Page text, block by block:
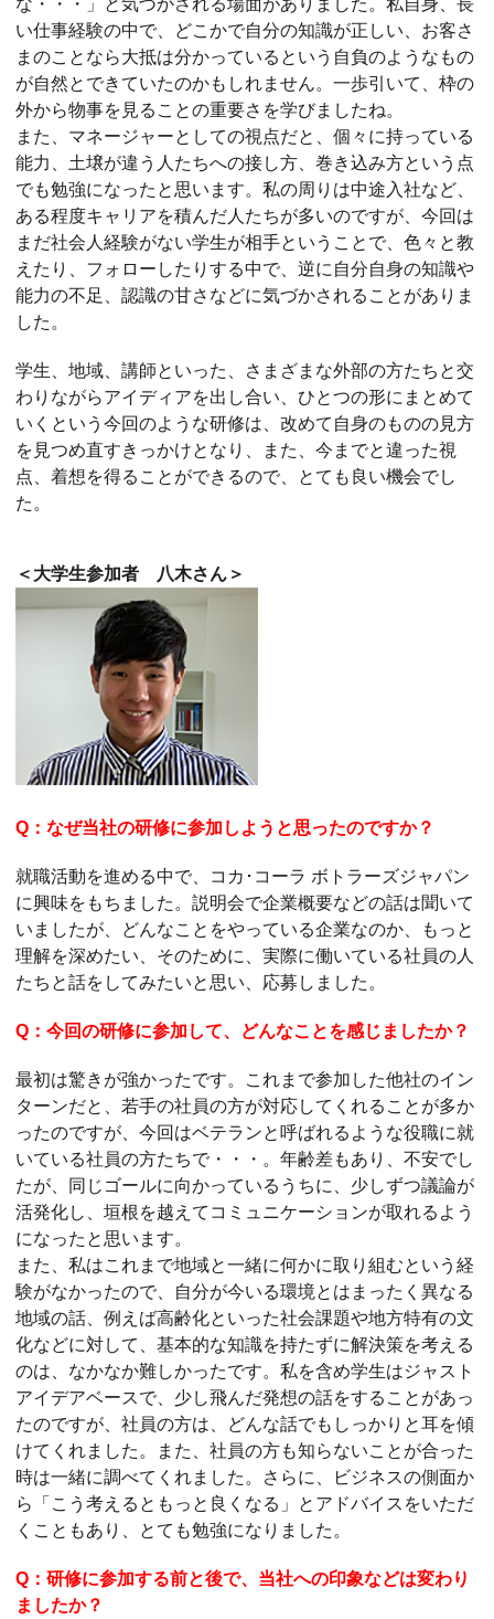
な・・・」と気づかされる場面がありました。私自身、長
い仕事経験の中で、どこかで自分の知識が正しい、お客さ
まのことなら大抵は分かっているという自負のようなもの
が自然とできていたのかもしれません。一歩引いて、枠の
外から物事を見ることの重要さを学びましたね。
また、マネージャーとしての視点だと、個々に持っている
能力、土壌が違う人たちへの接し方、巻き込み方という点
でも勉強になったと思います。私の周りは中途入社など、
ある程度キャリアを積んだ人たちが多いのですが、今回は
まだ社会人経験がない学生が相手ということで、色々と教
えたり、フォローしたりする中で、逆に自分自身の知識や
能力の不足、認識の甘さなどに気づかされることがありま
した。
学生、地域、講師といった、さまざまな外部の方たちと交
わりながらアイディアを出し合い、ひとつの形にまとめて
いくという今回のような研修は、改めて自身のものの見方
を見つめ直すきっかけとなり、また、今までと違った視
点、着想を得ることができるので、とても良い機会でし
た。
＜大学生参加者 八木さん＞
Q：なぜ当社の研修に参加しようと思ったのですか？
就職活動を進める中で、コカ･コーラ ボトラーズジャパン
に興味をもちました。説明会で企業概要などの話は聞いて
いましたが、どんなことをやっている企業なのか、もっと
理解を深めたい、そのために、実際に働いている社員の人
たちと話をしてみたいと思い、応募しました。
Q：今回の研修に参加して、どんなことを感じましたか？
最初は驚きが強かったです。これまで参加した他社のイン
ターンだと、若手の社員の方が対応してくれることが多か
ったのですが、今回はベテランと呼ばれるような役職に就
いている社員の方たちで・・・。年齢差もあり、不安でし
たが、同じゴールに向かっているうちに、少しずつ議論が
活発化し、垣根を越えてコミュニケーションが取れるよう
になったと思います。
また、私はこれまで地域と一緒に何かに取り組むという経
験がなかったので、自分が今いる環境とはまったく異なる
地域の話、例えば高齢化といった社会課題や地方特有の文
化などに対して、基本的な知識を持たずに解決策を考える
のは、なかなか難しかったです。私を含め学生はジャスト
アイデアベースで、少し飛んだ発想の話をすることがあっ
たのですが、社員の方は、どんな話でもしっかりと耳を傾
けてくれました。また、社員の方も知らないことが合った
時は一緒に調べてくれました。さらに、ビジネスの側面か
ら「こう考えるともっと良くなる」とアドバイスをいただ
くこともあり、とても勉強になりました。
Q：研修に参加する前と後で、当社への印象などは変わり
ましたか？